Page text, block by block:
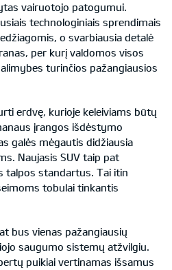
vairuotojo patogumui.
technologiniais sprendimais
o svarbiausia detalė
per kurį valdomos visos
turinčios pažangiausios
erdvę, kurioje keleiviams būtų
įrangos išdėstymo
galės mėgautis didžiausia
Naujasis SUV taip pat
talpos standartus. Tai itin
tobulai tinkantis
bus vienas pažangiausių
saugumo sistemų atžvilgiu.
puikiai vertinamas išsamus